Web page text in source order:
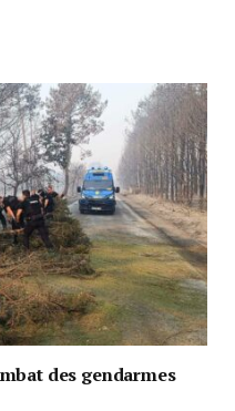
des gendarmes